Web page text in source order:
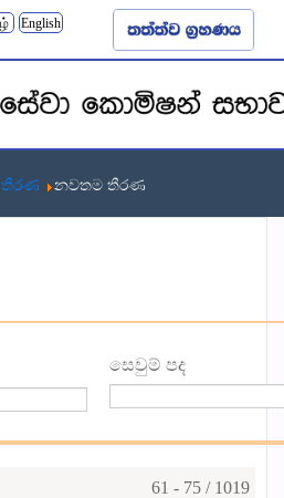
English
තීරණ නවතම තීරණ
සෙවුම් පද
61 - 75 / 1019